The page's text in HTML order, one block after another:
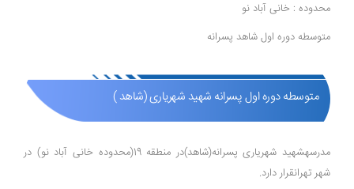
محدوده : خانی آباد نو
متوسطه دوره اول شاهد پسرانه
متوسطه دوره اول پسرانه شهید شهریاری (شاهد )
مدرسهشهید شهریاری پسرانه(شاهد)در منطقه 19(محدوده خانی آباد نو) در
شهر تهرانقرار دارد.